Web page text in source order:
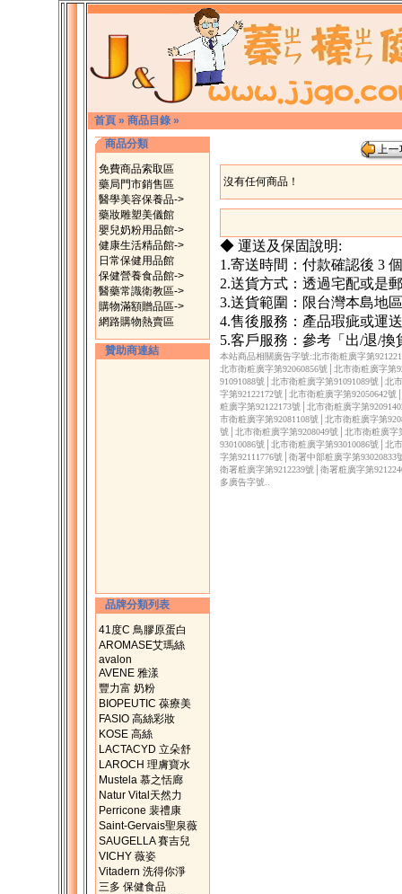
首頁 » 商品目錄 »
商品分類
免費商品索取區
藥局門市銷售區
醫學美容保養品->
藥妝雕塑美儀館
嬰兒奶粉用品館->
健康生活精品館->
日常保健用品館
保健營養食品館->
醫藥常識衛教區->
購物滿額贈品區->
網路購物熱賣區
贊助商連結
品牌分類列表
41度C 鳥膠原蛋白
AROMASE艾瑪絲
avalon
AVENE 雅漾
豐力富 奶粉
BIOPEUTIC 葆療美
FASIO 高絲彩妝
KOSE 高絲
LACTACYD 立朵舒
LAROCH 理膚寶水
Mustela 慕之恬廊
Natur Vital天然力
Perricone 裴禮康
Saint-Gervais聖泉薇
SAUGELLA 賽吉兒
VICHY 薇姿
Vitadern 洗得你淨
三多 保健食品
沒有任何商品！
◆ 運送及保固說明:
1.寄送時間：付款確認後 3
2.送貨方式：透過宅配或是
3.送貨範圍：限台灣本島地
4.售後服務：產品瑕疵或運
5.客戶服務：參考「出/退/
本站商品相關廣告字號:北市衛粧廣字第
北市衛粧廣字第92060856號│北市衛粧廣字第
91091088號│北市衛粧廣字第91091089號│北
字第92122172號│北市衛粧廣字第92050642
粧廣字第92122173號│北市衛粧廣字第
市衛粧廣字第92081108號│北市衛粧廣字第
號│北市衛粧廣字第9208049號│北市衛粧廣
93010086號│北市衛粧廣字第93010086號│北
字第92111776號│衛署中部粧廣字第
衛署粧廣字第9212239號│衛署粧廣字第
多廣告字號..